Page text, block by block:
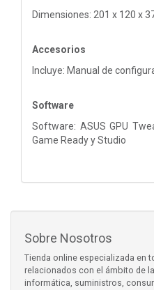
Dimensiones: 201 x 120 x
Accesorios
Incluye: Manual de
Software
Software: ASUS GPU
Game Ready y Studio
Sobre Nosotros
Tienda online especializada en
relacionados con el ámbito de
informática, suministros,